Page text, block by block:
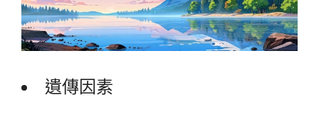
遺傳因素